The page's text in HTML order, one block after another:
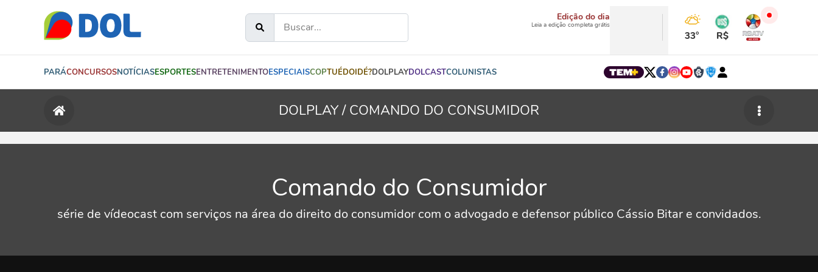
Edição do dia
Leia a edição completa grátis
33° R$
PARÁCONCURSOSNOTÍCIASESPORTESENTRETENIMENTOESPECIAISCOPTUÉDOIDÉ?DOLPLAYDOLCASTCOLUNISTAS
DOLPLAY / COMANDO DO CONSUMIDOR
Comando do Consumidor
série de vídeocast com serviços na área do direito do consumidor com o advogado e defensor público Cássio Bitar e convidados.